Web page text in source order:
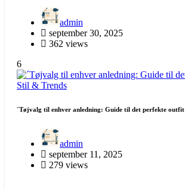
admin
september 30, 2025
362 views
6
Stil & Trends
´Tøjvalg til enhver anledning: Guide til det perfekte outfit
admin
september 11, 2025
279 views